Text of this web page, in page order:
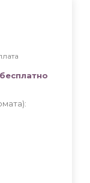
бесплатно